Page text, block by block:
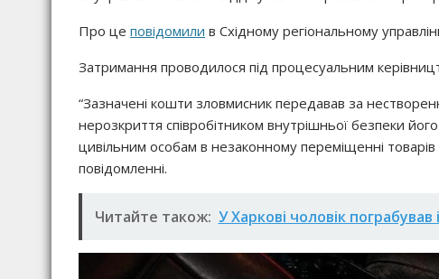
Про це повідомили в Східному регіональному
Затримання проводилося під процесуальним
“Зазначені кошти зловмисник передавав за
нерозкриття співробітником внутрішньої безпеки
цивільним особам в незаконному переміщенні
повідомленні.
Читайте також: У Харкові чоловік